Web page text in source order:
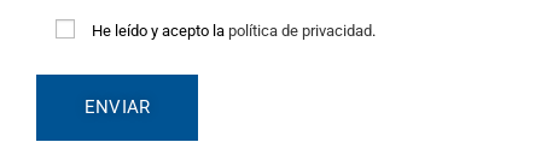
He leído y acepto la política de privacidad.